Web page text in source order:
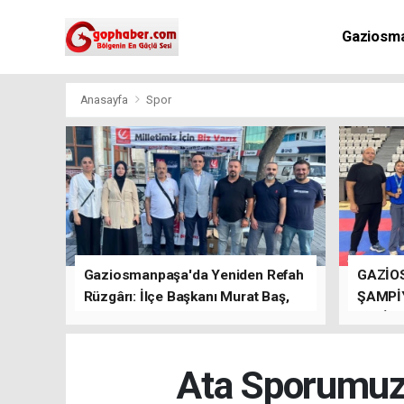
Anasayfa Spor
Gaziosmanpaşa'da Yeniden Refah
Rüzgârı: İlçe Başkanı Murat Baş,
Ata